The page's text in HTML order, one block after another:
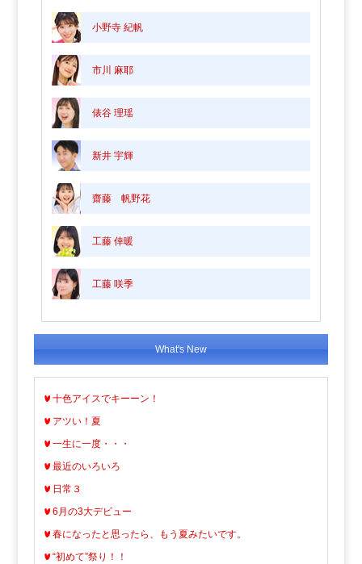
小野寺 紀帆
市川 麻耶
俵谷 理瑶
新井 宇輝
齋藤 帆野花
工藤 倖暖
工藤 咲季
What's New
十色アイスでキーーン！
アツい！夏
一生に一度・・・
最近のいろいろ
日常３
6月の3大デビュー
春になったと思ったら、もう夏みたいです。
“初めて”祭り！！